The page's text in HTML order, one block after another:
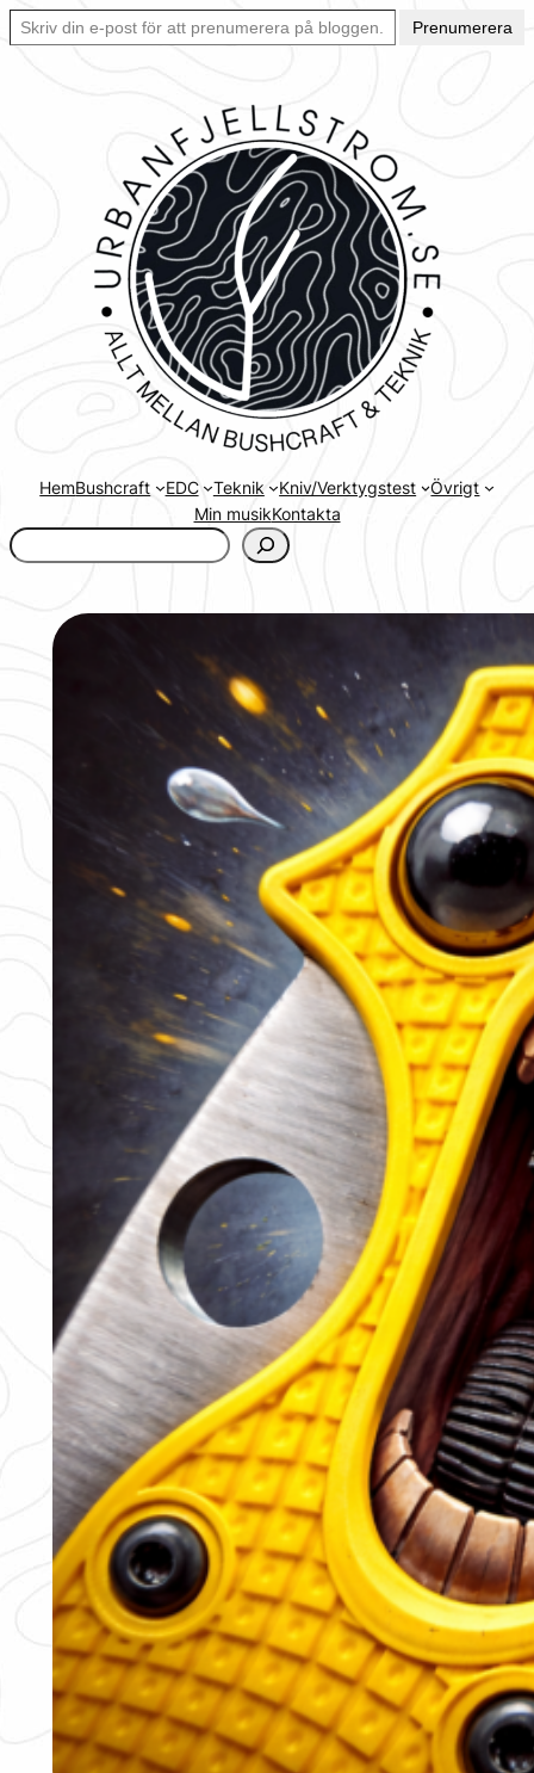
Hoppa
Skriv din e-post för att prenumerera på bloggen… Ett enkelt sätt att hålla sig uppdaterad automatiskt.
Prenumerera
HemBushcraft EDC Teknik Kniv/Verktygstest
Övrigt
Min musikKontakta
www.urbanfjellstrom.se/jamforelselistan/